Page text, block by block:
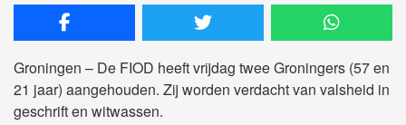
Groningen – De FIOD heeft vrijdag twee Groningers (57 en
21 jaar) aangehouden. Zij worden verdacht van valsheid in
geschrift en witwassen.